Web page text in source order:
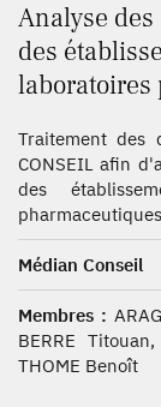
Analyse
des
laboratoires
Traitement des
CONSEIL afin
des
pharmaceutiques
Médian Conseil
Membres :
BERRE
THOME Benoît